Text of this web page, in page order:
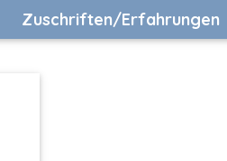
Zuschriften/Erfahrungen